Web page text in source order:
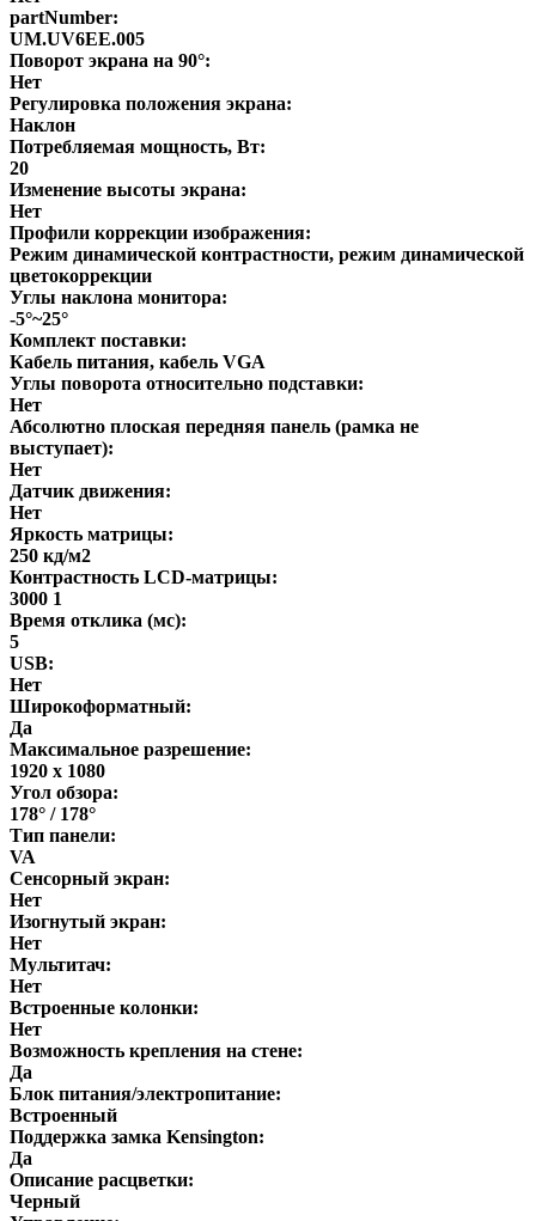
partNumber:
UM.UV6EE.005
Поворот экрана на 90°:
Нет
Регулировка положения экрана:
Наклон
Потребляемая мощность, Вт:
20
Изменение высоты экрана:
Нет
Профили коррекции изображения:
Режим динамической контрастности, режим динамической
цветокоррекции
Углы наклона монитора:
-5°~25°
Комплект поставки:
Кабель питания, кабель VGA
Углы поворота относительно подставки:
Нет
Абсолютно плоская передняя панель (рамка не
выступает):
Нет
Датчик движения:
Нет
Яркость матрицы:
250 кд/м2
Контрастность LCD-матрицы:
3000 1
Время отклика (мс):
5
USB:
Нет
Широкоформатный:
Да
Максимальное разрешение:
1920 x 1080
Угол обзора:
178° / 178°
Тип панели:
VA
Сенсорный экран:
Нет
Изогнутый экран:
Нет
Мультитач:
Нет
Встроенные колонки:
Нет
Возможность крепления на стене:
Да
Блок питания/электропитание:
Встроенный
Поддержка замка Kensington:
Да
Описание расцветки:
Черный